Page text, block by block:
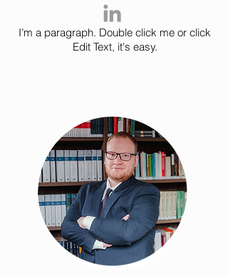
I’m a paragraph. Double click me or click
Edit Text, it's easy.